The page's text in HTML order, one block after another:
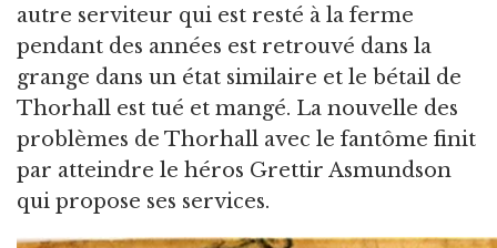
autre serviteur qui est resté à la ferme
pendant des années est retrouvé dans la
grange dans un état similaire et le bétail de
Thorhall est tué et mangé. La nouvelle des
problèmes de Thorhall avec le fantôme finit
par atteindre le héros Grettir Asmundson
qui propose ses services.